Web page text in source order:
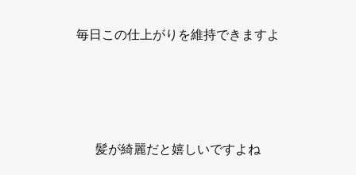
毎日この仕上がりを維持できますよ
髪が綺麗だと嬉しいですよね